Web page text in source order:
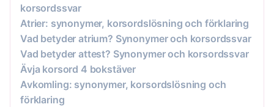
korsordssvar
Atrier: synonymer, korsordslösning och förklaring
Vad betyder atrium? Synonymer och korsordssvar
Vad betyder attest? Synonymer och korsordssvar
Ävja korsord 4 bokstäver
Avkomling: synonymer, korsordslösning och
förklaring